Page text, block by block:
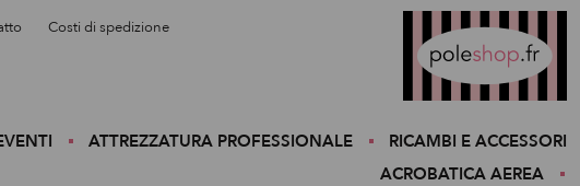
Costi di spedizione
ATTREZZATURA PROFESSIONALE RICAMBI E ACCESSORI
ACROBATICA AEREA